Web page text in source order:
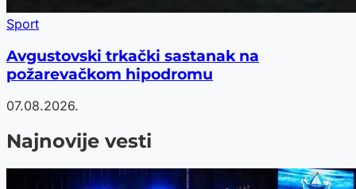
Sport
Avgustovski trkački sastanak na
požarevačkom hipodromu
07.08.2026.
Najnovije vesti